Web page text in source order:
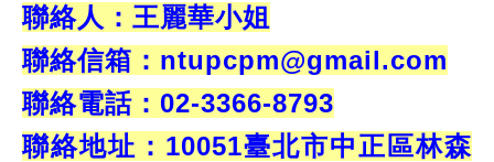
聯絡人：王麗華小姐
聯絡信箱：ntupcpm@gmail.com
聯絡電話：02-3366-8793
聯絡地址： 10051臺北市中正區林森